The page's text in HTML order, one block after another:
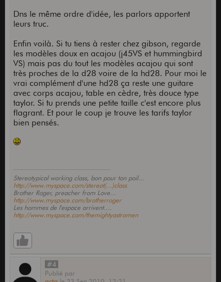
Dns le même ordre d'idée, les parlors apportent
leurs truc.
Enfin voilà. Si tu tiens à rester chez gibson, regarde
les modèles doux en acajou (j45VS et hummingbird
VS) mais pas du tout les modèles acajou qui sont
très proches de la d28 voire de la hd28. Pour moi le
vrai complément d'une hd28 ça reste une guitare
avec corps acajou, table en cèdre, très douce type
taylor. Si tu prends une petite taille c'est encore plus
flagrant. Et pour le coup je trouve les tarifs taylor
bien pensés.
Stereotypical working class, bon pour ton poil...
http://www.myspace.com/stereot(...)class
Brother Roger, preacher from Love...
http://www.myspace.com/brotherroger
Les hommes de l'espace arrivent....
http://www.myspace.com/themightyastromen
#4
Publié par